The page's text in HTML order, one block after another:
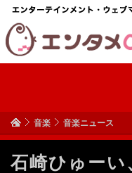
音楽 音楽ニュース
石崎ひゅーい